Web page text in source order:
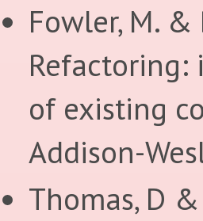
Fowler, M. &
of existing
Addison-
Thomas, D